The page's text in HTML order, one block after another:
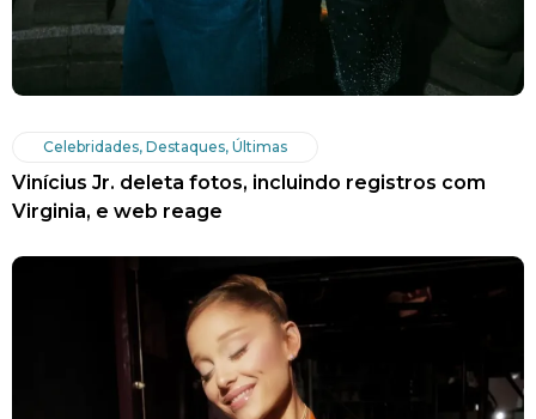
Celebridades, Destaques, Últimas
Vinícius Jr. deleta fotos, incluindo registros com
Virginia, e web reage